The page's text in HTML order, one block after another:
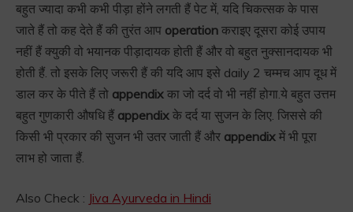
बहुत ज्यादा कभी कभी पीड़ा होंने लगती हैं पेट में, यदि चिकत्सक के पास
जाते हैं तो कह देते हैं की तुरंत आप operation कराइए दूसरा कोई उपाय
नहीं हैं क्युकी वो भयानक पीड़ादायक होती हैं और वो बहुत नुक्सानदायक भी
होती हैं. तो इसके लिए जरूरी हैं की यदि आप इसे daily 2 चम्मच आप दूध में
डाल कर के पीते हैं तो appendix का जो दर्द वो भी नहीं होगा.ये बहुत उत्तम
बहुत गुणकारी औषधि हैं appendix के दर्द या सुजन के लिए. जिससे की
किसी भी प्रकार की सुजन भी उतर जाती हैं और appendix में भी पूरा
लाभ हो जाता हैं.
Also Check : Jiva Ayurveda in Hindi